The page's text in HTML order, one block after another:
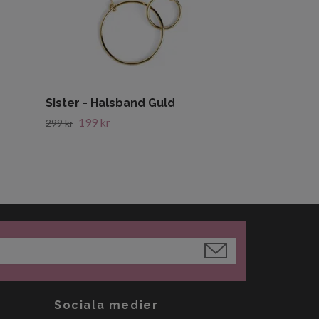
Sister - Halsband Guld
299 kr 199 kr
Sociala medier